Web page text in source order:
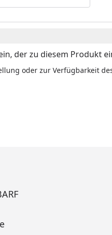
der zu diesem Produkt
oder zur Verfügbarkeit